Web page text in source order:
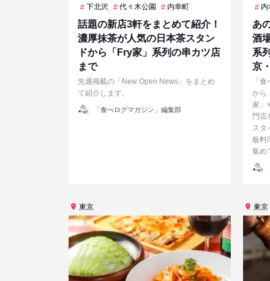
下北沢
代々木公園 内幸町
話題の新店3軒をまとめて紹介！
濃厚抹茶が人気の日本茶スタン
ドから「Fry家」系列の串カツ店
まで
先週掲載の「New Open News」をまとめ
て紹介します。
投「食べログマガジン」編集部
内
あ
酒
系
京
「
から
家」
門店
スタ
板料
集め
東京 東京